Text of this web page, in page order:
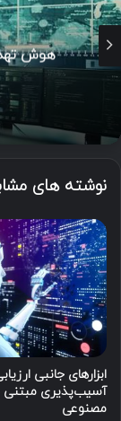
نوشته های
ابزارهای جانبی
آسیب‌پذیری
مصنوعی